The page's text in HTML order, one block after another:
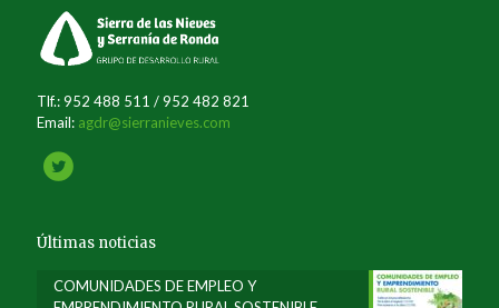
Tlf.: 952 488 511 / 952 482 821
Email: agdr@sierranieves.com
Últimas noticias
COMUNIDADES DE EMPLEO Y